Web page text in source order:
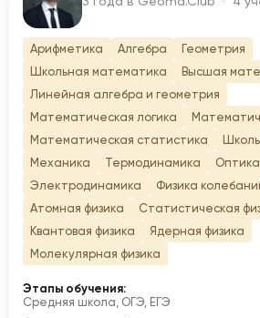
Арифметика Алгебра
Геометрия
Школьная математика
Высшая
Линейная алгебра и геометрия
Математическая логика
Математическая статистика
Механика
Термодинамика
Оптика
Электродинамика
Физика
Атомная физика
Статистическая
Квантовая физика
Ядерная физика
Молекулярная физика
Этапы обучения:
Средняя школа, ОГЭ, ЕГЭ